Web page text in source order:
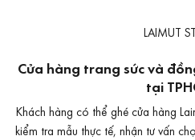
LAIMUT
Cửa hàng trang sức và
tại
Khách hàng có thể ghé cửa hàng
kiểm tra mẫu thực tế, nhận tư vấn